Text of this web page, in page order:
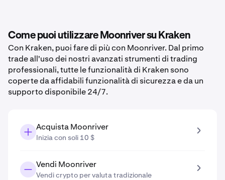
Come puoi utilizzare Moonriver su Kraken
Con Kraken, puoi fare di più con Moonriver. Dal primo
trade all'uso dei nostri avanzati strumenti di trading
professionali, tutte le funzionalità di Kraken sono
coperte da affidabili funzionalità di sicurezza e da un
supporto disponibile 24/7.
Acquista Moonriver
Inizia con soli 10 $
Vendi Moonriver
Vendi crypto per valuta tradizionale